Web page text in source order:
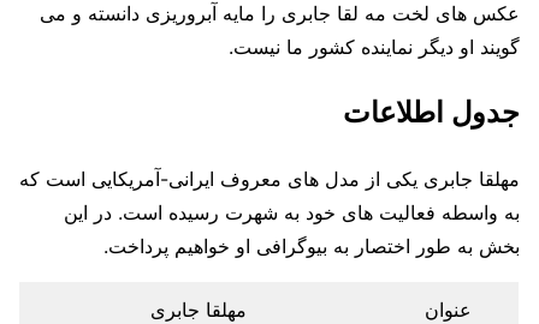
عکس های لخت مه لقا جابری را مایه آبروریزی دانسته و می
گویند او دیگر نماینده کشور ما نیست.
جدول اطلاعات
مهلقا جابری یکی از مدل های معروف ایرانی-آمریکایی است که
به واسطه فعالیت های خود به شهرت رسیده است. در این
بخش به طور اختصار به بیوگرافی او خواهیم پرداخت.
عنوان مهلقا جابری